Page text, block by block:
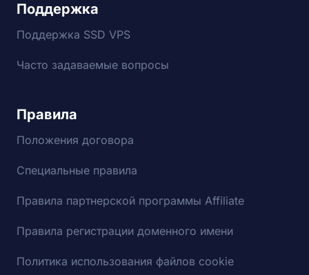
Поддержка
Поддержка SSD VPS
Часто задаваемые вопросы
Правила
Положения договора
Специальные правила
Правила партнерской программы Affiliate
Правила регистрации доменного имени
Политика использования файлов cookie